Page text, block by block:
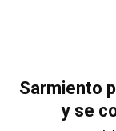
Sarmiento
y se